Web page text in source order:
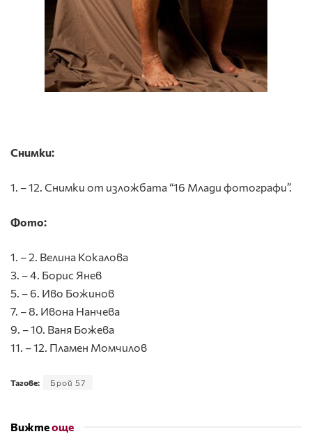
Снимки:
1. – 12. Снимки от изложбата “16 Млади фотографи”.
Фото:
1. – 2. Велина Кокалова
3. – 4. Борис Янев
5. – 6. Иво Божинов
7. – 8. Ивона Нанчева
9. – 10. Ваня Божева
11. – 12. Пламен Момчилов
Тагове: Брой 57
Вижтеоще